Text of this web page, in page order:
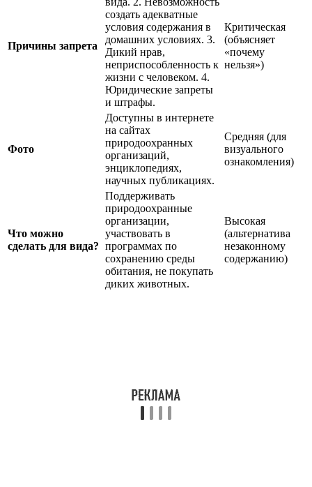
Причины запрета
создать адекватные
условия содержания в
домашних условиях. 3.
Дикий нрав,
неприспособленность к
жизни с человеком. 4.
Юридические запреты
и штрафы.
Критическая
(объясняет
«почему
нельзя»)
Фото
Доступны в интернете
на сайтах
природоохранных
организаций,
энциклопедиях,
научных публикациях.
Средняя (для
визуального
ознакомления)
Что можно
сделать для вида?
Поддерживать
природоохранные
организации,
участвовать в
программах по
сохранению среды
обитания, не покупать
диких животных.
Высокая
(альтернатива
незаконному
содержанию)